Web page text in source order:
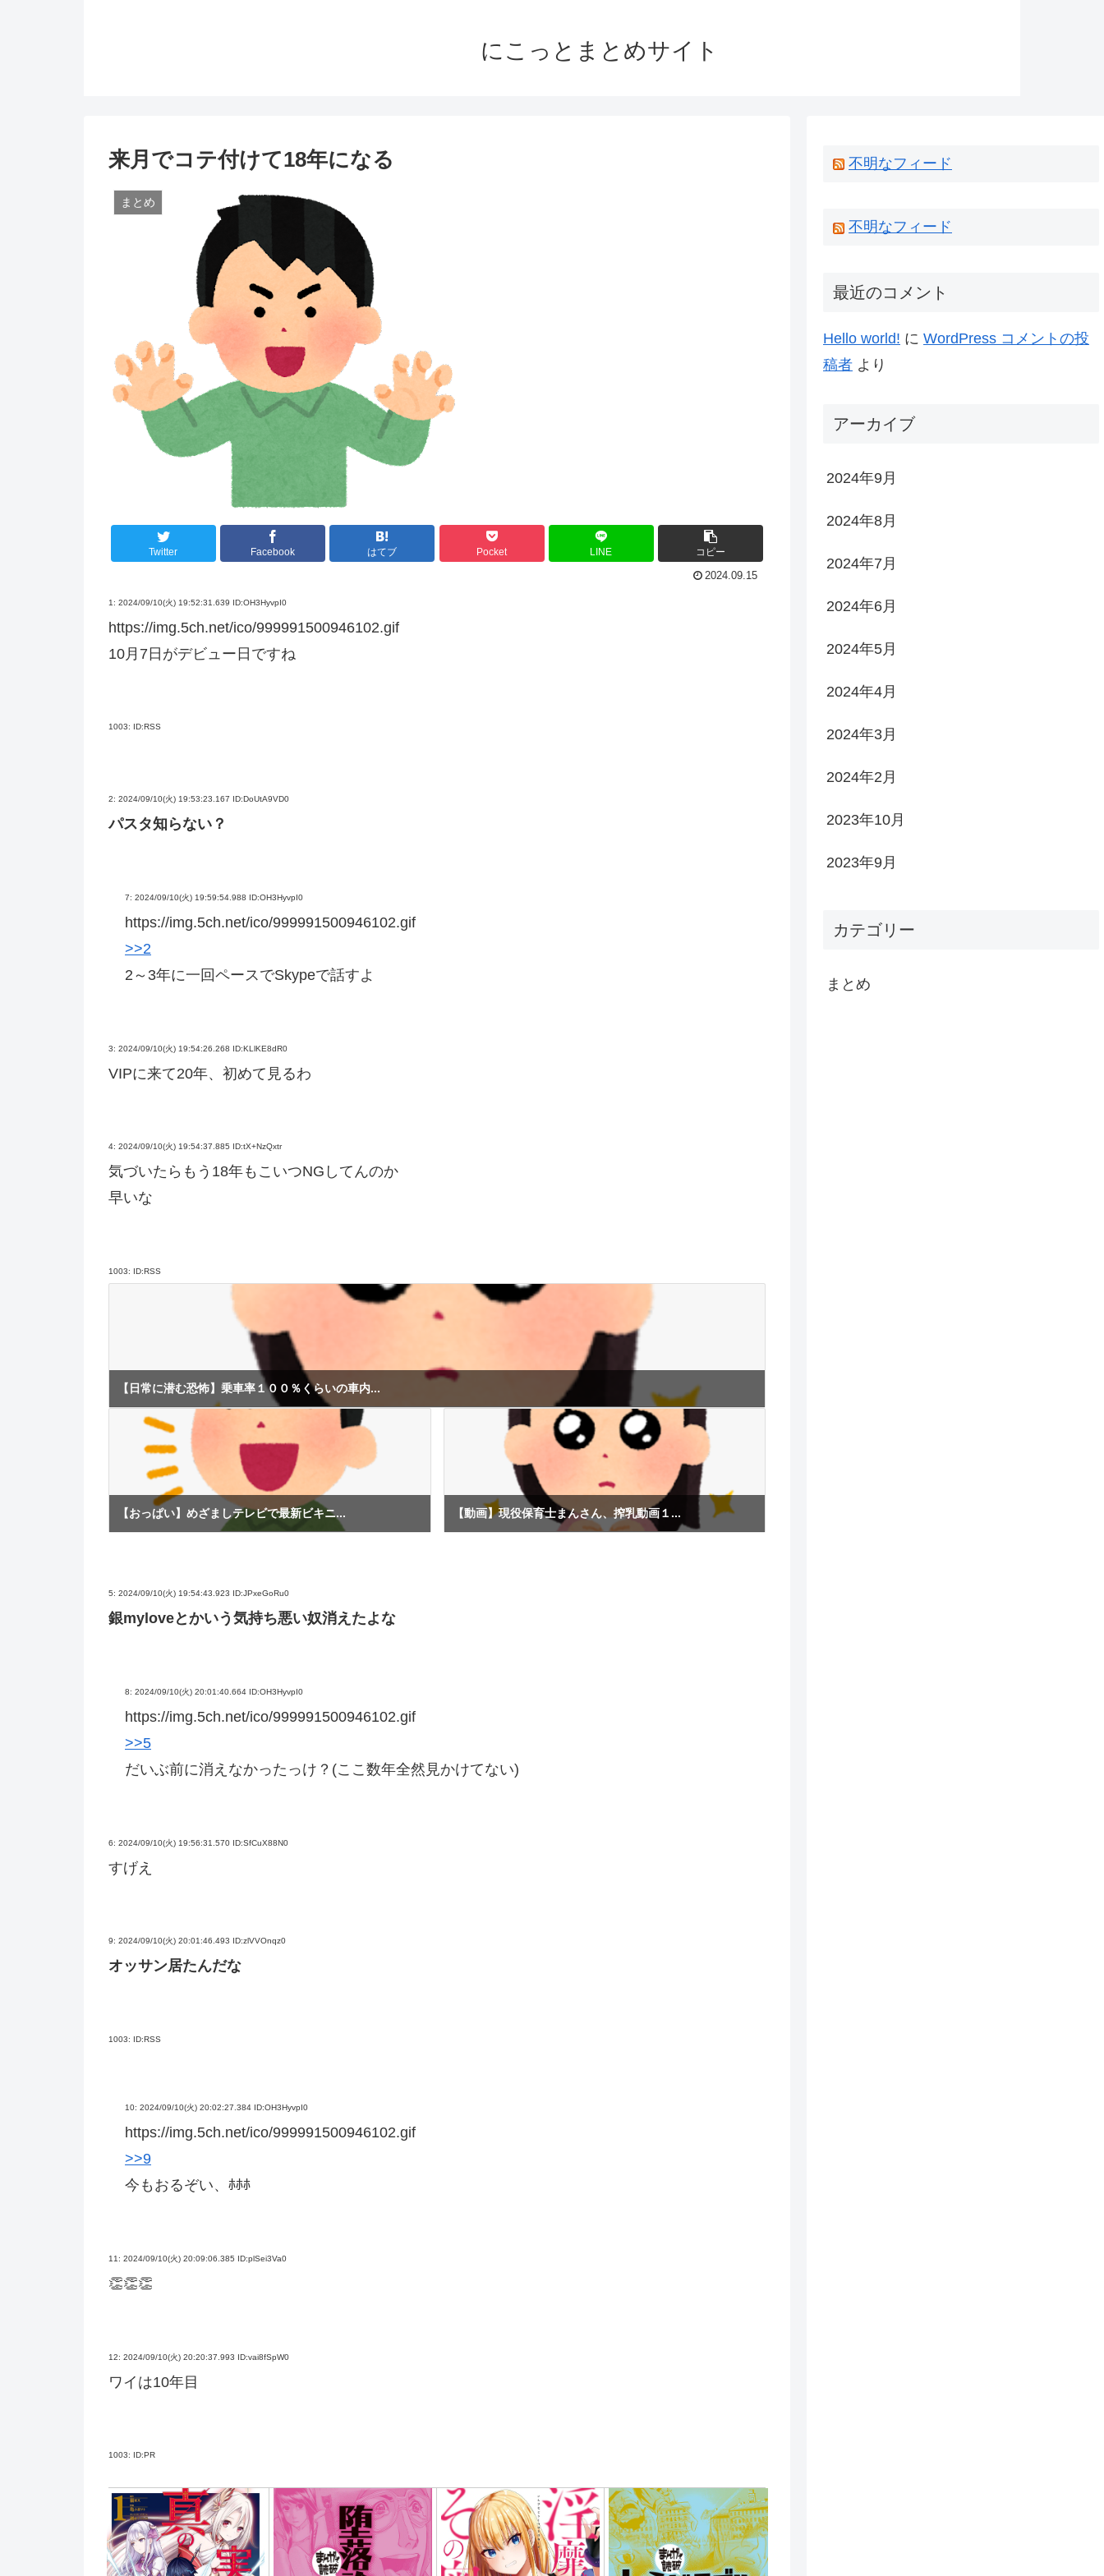
にこっとまとめサイト
来月でコテ付けて18年になる
まとめ
Twitter Facebook はてブ Pocket LINE コピー
2024.09.15
1: 2024/09/10(火) 19:52:31.639 ID:OH3HyvpI0
https://img.5ch.net/ico/999991500946102.gif
10月7日がデビュー日ですね
1003: ID:RSS
2: 2024/09/10(火) 19:53:23.167 ID:DoUtA9VD0
パスタ知らない？
7: 2024/09/10(火) 19:59:54.988 ID:OH3HyvpI0
https://img.5ch.net/ico/999991500946102.gif
>>2
2～3年に一回ペースでSkypeで話すよ
3: 2024/09/10(火) 19:54:26.268 ID:KLlKE8dR0
VIPに来て20年、初めて見るわ
4: 2024/09/10(火) 19:54:37.885 ID:tX+NzQxtr
気づいたらもう18年もこいつNGしてんのか
早いな
1003: ID:RSS
【日常に潜む恐怖】乗車率１００％くらいの車内...
【おっぱい】めざましテレビで最新ビキニ... 【動画】現役保育士まんさん、搾乳動画１...
5: 2024/09/10(火) 19:54:43.923 ID:JPxeGoRu0
銀myloveとかいう気持ち悪い奴消えたよな
8: 2024/09/10(火) 20:01:40.664 ID:OH3HyvpI0
https://img.5ch.net/ico/999991500946102.gif
>>5
だいぶ前に消えなかったっけ？(ここ数年全然見かけてない)
6: 2024/09/10(火) 19:56:31.570 ID:SfCuX88N0
すげえ
9: 2024/09/10(火) 20:01:46.493 ID:zlVVOnqz0
オッサン居たんだな
1003: ID:RSS
10: 2024/09/10(火) 20:02:27.384 ID:OH3HyvpI0
https://img.5ch.net/ico/999991500946102.gif
>>9
今もおるぞい、ﾎﾎﾎ
11: 2024/09/10(火) 20:09:06.385 ID:plSei3Va0
👏👏👏
12: 2024/09/10(火) 20:20:37.993 ID:vai8fSpW0
ワイは10年目
1003: ID:PR
不明なフィード
不明なフィード
最近のコメント
Hello world! に WordPress コメントの投
稿者 より
アーカイブ
2024年9月
2024年8月
2024年7月
2024年6月
2024年5月
2024年4月
2024年3月
2024年2月
2023年10月
2023年9月
カテゴリー
まとめ